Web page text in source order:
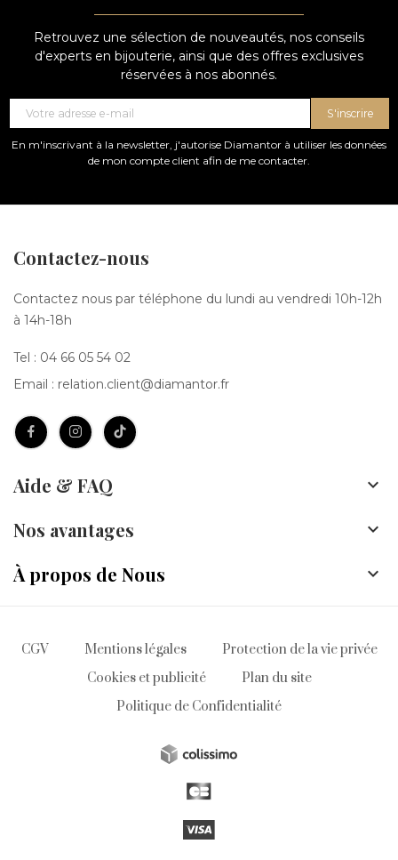
Retrouvez une sélection de nouveautés, nos conseils
d'experts en bijouterie, ainsi que des offres exclusives
réservées à nos abonnés.
S'inscrire
En m'inscrivant à la newsletter, j'autorise Diamantor à utiliser les données
de mon compte client afin de me contacter.
Contactez-nous
Contactez nous par téléphone du lundi au vendredi 10h-12h
à 14h-18h
Tel : 04 66 05 54 02
Email : relation.client@diamantor.fr
Aide & FAQ 
Nos avantages 
À propos de Nous 
CGV Mentions légales
Protection de la vie privée
Cookies et publicité
Plan du site
Politique de Confidentialité